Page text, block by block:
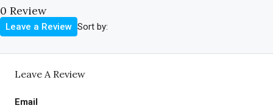
0 Review
Sort by:
Leave a Review
Leave A Review
Email